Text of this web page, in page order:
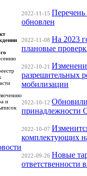
и
2022-11-15 Перечень
обновлен
2022-11-08 На 2023
плановые
2022-10-21
разрешительных
мобилизации
2022-10-12
принадлежности
2022-10-07
комплектующих
2022-09-26 Новые
ответственности